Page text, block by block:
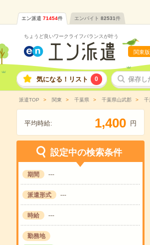
エン派遣 71454件 エンバイト 82531件
ちょうど良いワークライフバランスが叶う
関東版
気になる！リスト 0 保存し
派遣TOP 関東 千葉県 千葉県山武郡 千
平均時給: 1,400 円
設定中の検索条件
期間 ---
派遣形式 ---
時給 ---
勤務地